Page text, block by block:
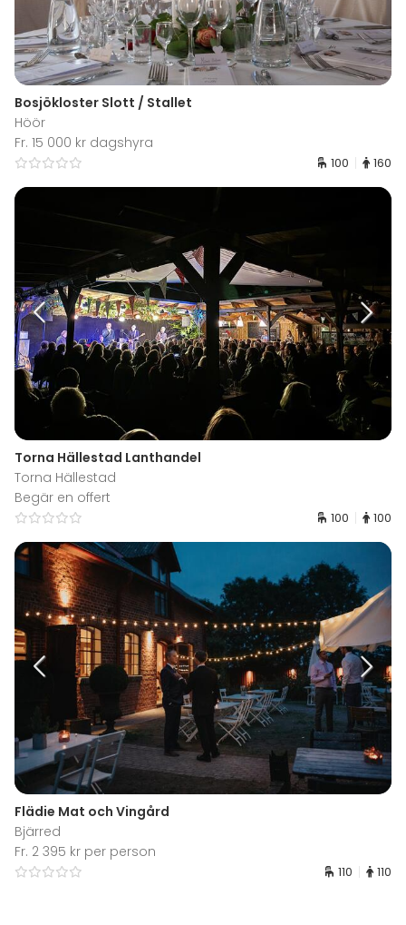
Bosjökloster Slott / Stallet
Höör
Fr. 15 000 kr dagshyra
100 160
Torna Hällestad Lanthandel
Torna Hällestad
Begär en offert
100 100
Flädie Mat och Vingård
Bjärred
Fr. 2 395 kr per person
110 110